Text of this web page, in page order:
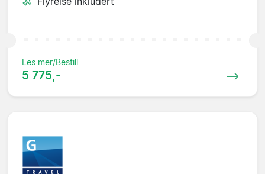
Les mer/Bestill
5 775,-